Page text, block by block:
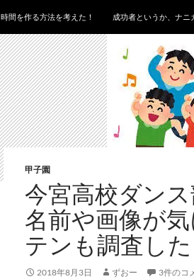
時間を作る方法を考えた！ 成功者というか、ナニ
甲子園
今宮高校ダン
名前や画像が
テンも調査し
2018年8月3日 ずおー 3件のコ